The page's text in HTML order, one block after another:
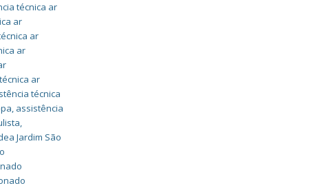
técnica ar
ar
ar
ar
ar
técnica
, assistência
,
Jardim São